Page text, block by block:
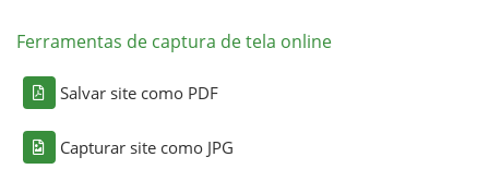
Ferramentas de captura de tela online
Salvar site como PDF
Capturar site como JPG